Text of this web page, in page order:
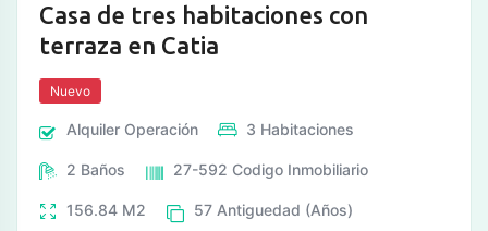
Casa de tres habitaciones con
terraza en Catia
Nuevo
Alquiler Operación 3 Habitaciones
2 Baños 27-592 Codigo Inmobiliario
156.84 M2 57 Antiguedad (Años)